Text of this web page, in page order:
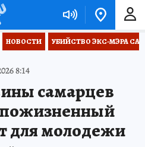
НОВОСТИ УБИЙСТВО ЭКС-МЭРА
8:14
самарцев
для молодежи